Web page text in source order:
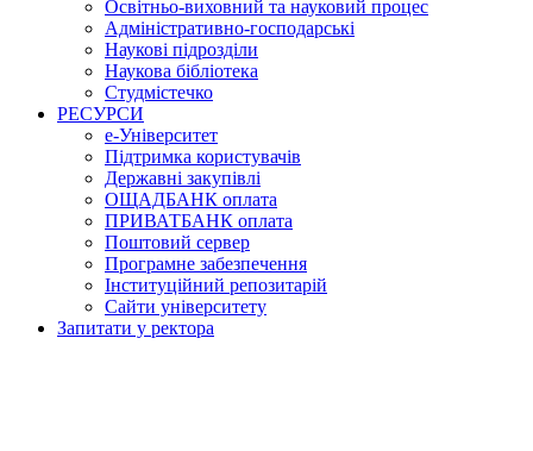
Освітньо-виховний та науковий процес
Адміністративно-господарські
Наукові підрозділи
Наукова бібліотека
Студмістечко
РЕСУРСИ
е-Університет
Підтримка користувачів
Державні закупівлі
ОЩАДБАНК оплата
ПРИВАТБАНК оплата
Поштовий сервер
Програмне забезпечення
Інституційний репозитарій
Сайти університету
Запитати у ректора